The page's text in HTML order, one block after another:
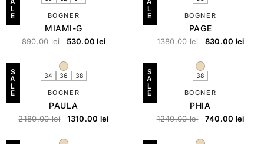
L
E
BOGNER
MIAMI-G
890.00lei 530.00lei
L
E
BOGNER
PAGE
1380.00lei 830.00 lei
S
A
L
E
34 36 38
BOGNER
PAULA
2180.00lei 1310.00 lei
S
A
L
E
38
BOGNER
PHIA
1240.00lei 740.00 lei